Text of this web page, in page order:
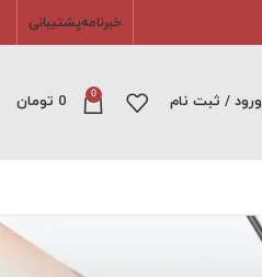
خبرنامهپشتیبانی
ورود / ثبت نام 0
0 تومان